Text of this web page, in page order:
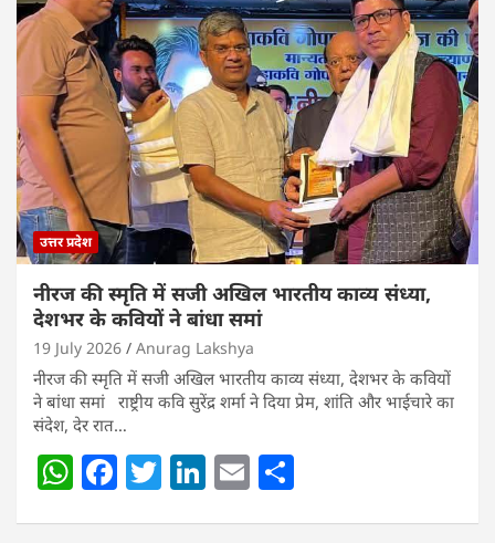
s
A
p
p
e
b
o
o
k
er e
dI
n
l e
उत्तर प्रदेश
नीरज की स्मृति में सजी अखिल भारतीय काव्य संध्या,
देशभर के कवियों ने बांधा समां
19 July 2026 Anurag Lakshya
नीरज की स्मृति में सजी अखिल भारतीय काव्य संध्या, देशभर के कवियों
ने बांधा समां राष्ट्रीय कवि सुरेंद्र शर्मा ने दिया प्रेम, शांति और भाईचारे का
संदेश, देर रात…
W F T Li E